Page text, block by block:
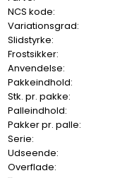
NCS kode:
Variationsgrad:
Slidstyrke:
Frostsikker:
Anvendelse:
Pakkeindhold:
Stk. pr. pakke:
Palleindhold:
Pakker pr. palle:
Serie:
Udseende:
Overflade: